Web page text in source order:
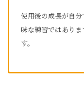
使用後の成長が自
味な練習ではあり
す。